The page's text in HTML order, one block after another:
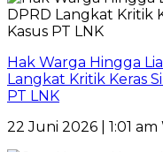
Hak Warga Hingga
Langkat Kritik Keras
PT LNK
22 Juni 2026 | 1:01 am